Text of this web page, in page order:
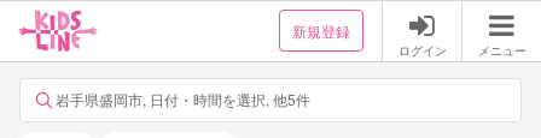
新規登録
ログイン メニュー
岩手県盛岡市, 日付・時間を選択, 他5件